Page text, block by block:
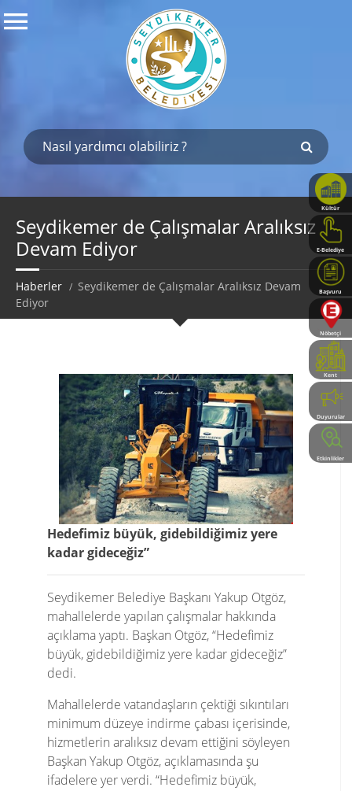
Kültür
Haritası
E-Belediye
Başvuru
Rehberi
Nöbetçi
Eczaneler
Kent
Rehberi
Duyurular
Etkinlikler
Seydikemer de Çalışmalar Aralıksız
Devam Ediyor
Haberler
Seydikemer de Çalışmalar Aralıksız Devam
Ediyor
Hedefimiz büyük, gidebildiğimiz yere
kadar gideceğiz”
Seydikemer Belediye Başkanı Yakup Otgöz,
mahallelerde yapılan çalışmalar hakkında
açıklama yaptı. Başkan Otgöz, “Hedefimiz
büyük, gidebildiğimiz yere kadar gideceğiz”
dedi.
Mahallelerde vatandaşların çektiği sıkıntıları
minimum düzeye indirme çabası içerisinde,
hizmetlerin aralıksız devam ettiğini söyleyen
Başkan Yakup Otgöz, açıklamasında şu
ifadelere yer verdi. “Hedefimiz büyük,